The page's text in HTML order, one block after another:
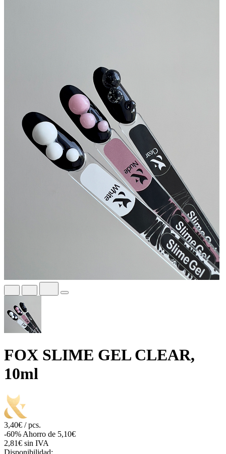
FOX SLIME GEL CLEAR,
10ml
3,40€ / pcs.
-60% Ahorro de 5,10€
2,81€ sin IVA
Disponibilidad: